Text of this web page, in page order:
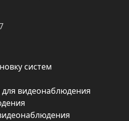
систем
видеонаблюдения